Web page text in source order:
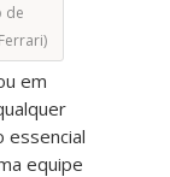
de
em
essencial
equipe